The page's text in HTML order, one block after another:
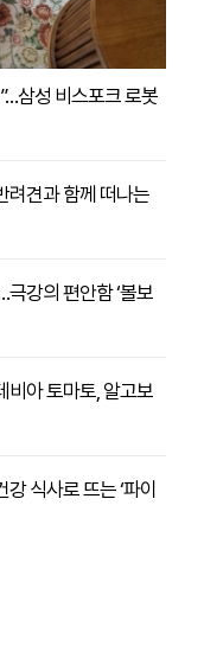
삼성 비스포크 로봇
려견과 함께 떠나는
강의 편안함 ‘볼보
비아 토마토, 알고보
식사로 뜨는 ‘파이